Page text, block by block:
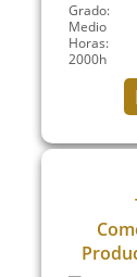
Grado:
Medio
Horas:
2000h